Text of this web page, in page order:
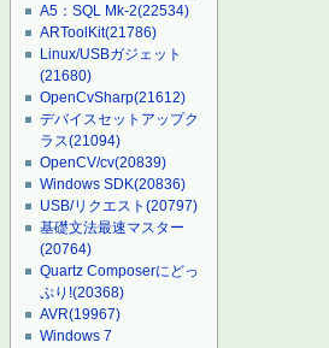
A5：SQL Mk-2(22534)
ARToolKit(21786)
Linux/USBガジェット
(21680)
OpenCvSharp(21612)
デバイスセットアップク
ラス(21094)
OpenCV/cv(20839)
Windows SDK(20836)
USB/リクエスト(20797)
基礎文法最速マスター
(20764)
Quartz Composerにどっ
ぷり!(20368)
AVR(19967)
Windows 7